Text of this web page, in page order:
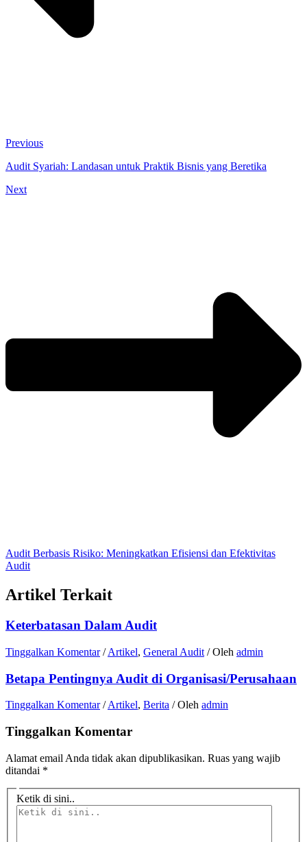
Previous
Audit Syariah: Landasan untuk Praktik Bisnis yang Beretika
Next
Audit Berbasis Risiko: Meningkatkan Efisiensi dan Efektivitas
Audit
Artikel Terkait
Keterbatasan Dalam Audit
Tinggalkan Komentar /Artikel, General Audit / Oleh admin
Betapa Pentingnya Audit di Organisasi/Perusahaan
Tinggalkan Komentar /Artikel, Berita / Oleh admin
Tinggalkan Komentar
Alamat email Anda tidak akan dipublikasikan. Ruas yang wajib
ditandai *
Ketik di sini..